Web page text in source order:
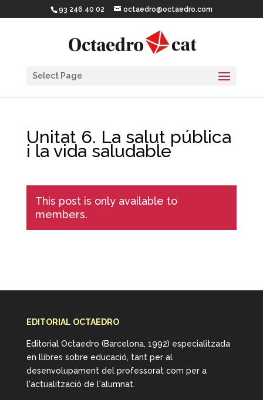
93 246 40 02 octaedro@octaedro.com
Select Page
Unitat 6. La salut pública
i la vida saludable
This post is only available to
members.
EDITORIAL OCTAEDRO
Editorial Octaedro (Barcelona, 1992) especialitzada
en llibres sobre educació, tant per al
desenvolupament del professorat com per a
l'actualització de l'alumnat.